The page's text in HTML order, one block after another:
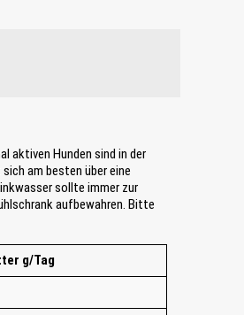
aktiven Hunden sind in der
am besten über eine
sollte immer zur
aufbewahren. Bitte
g/Tag